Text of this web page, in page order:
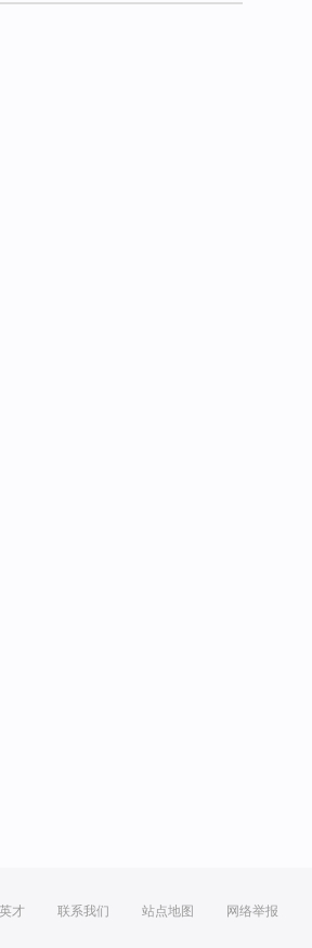
才 联系我们 站点地图 网络举报